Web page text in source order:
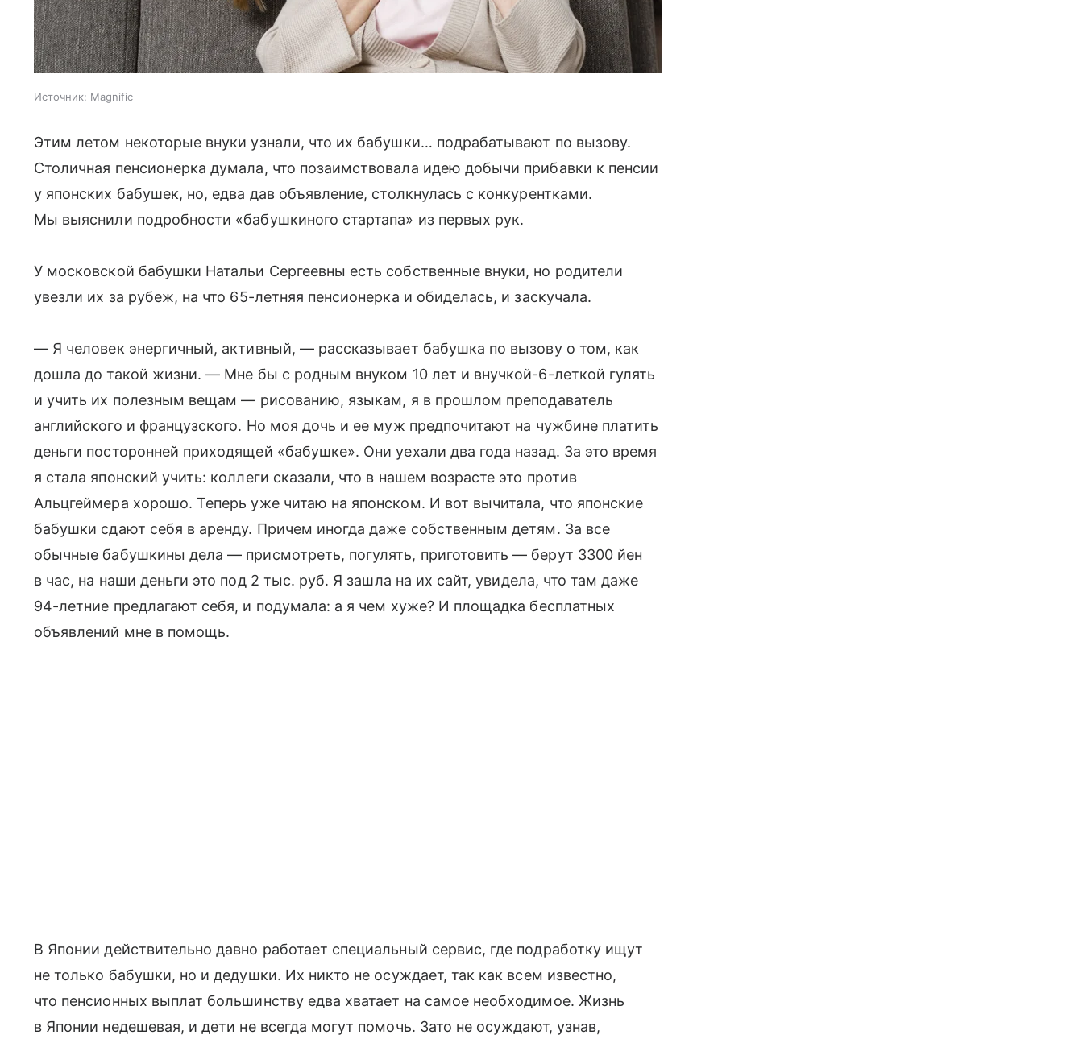
Источник: Magnific
Этим летом некоторые внуки узнали, что их бабушки… подрабатывают по вызову.
Столичная пенсионерка думала, что позаимствовала идею добычи прибавки к пенсии
у японских бабушек, но, едва дав объявление, столкнулась с конкурентками.
Мы выяснили подробности «бабушкиного стартапа» из первых рук.
У московской бабушки Натальи Сергеевны есть собственные внуки, но родители
увезли их за рубеж, на что 65-летняя пенсионерка и обиделась, и заскучала.
— Я человек энергичный, активный, — рассказывает бабушка по вызову о том, как
дошла до такой жизни. — Мне бы с родным внуком 10 лет и внучкой-6-леткой гулять
и учить их полезным вещам — рисованию, языкам, я в прошлом преподаватель
английского и французского. Но моя дочь и ее муж предпочитают на чужбине платить
деньги посторонней приходящей «бабушке». Они уехали два года назад. За это время
я стала японский учить: коллеги сказали, что в нашем возрасте это против
Альцгеймера хорошо. Теперь уже читаю на японском. И вот вычитала, что японские
бабушки сдают себя в аренду. Причем иногда даже собственным детям. За все
обычные бабушкины дела — присмотреть, погулять, приготовить — берут 3300 йен
в час, на наши деньги это под 2 тыс. руб. Я зашла на их сайт, увидела, что там даже
94-летние предлагают себя, и подумала: а я чем хуже? И площадка бесплатных
объявлений мне в помощь.
В Японии действительно давно работает специальный сервис, где подработку ищут
не только бабушки, но и дедушки. Их никто не осуждает, так как всем известно,
что пенсионных выплат большинству едва хватает на самое необходимое. Жизнь
в Японии недешевая, и дети не всегда могут помочь. Зато не осуждают, узнав,